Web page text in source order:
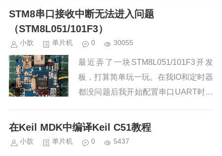
STM8串口接收中断无法进入问题
（STM8L051/101F3）
小歆 单片机 0 30055
最近弄了一块STM8L051/101F3开发
板，打算简单玩一玩。在我IO和定时器
都没问题后我开始配置串口UART时发
是没问题的，之后我就开始了为期两天
在Keil MDK中编译Keil C51教程
小歆 单片机 0 5437